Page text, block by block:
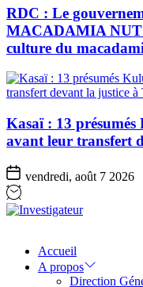
RDC : Le
MACADAMIA
culture du
Kasaï : 13
avant leur transfert
vendredi, août 7 2026
Accueil
A propos
Direction